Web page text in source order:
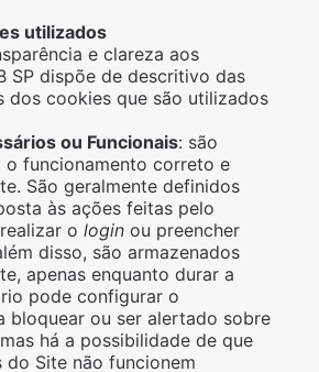
utilizados
e clareza aos
SP dispõe de descritivo das
dos cookies que são utilizados
ou Funcionais: são
o funcionamento correto e
São geralmente definidos
às ações feitas pelo
o loginou preencher
disso, são armazenados
apenas enquanto durar a
pode configurar o
bloquear ou ser alertado sobre
há a possibilidade de que
do Site não funcionem